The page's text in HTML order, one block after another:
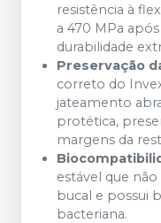
resistência à
a 470 MPa
durabilidade
Preservação
correto do
jateamento
protética,
margens da
estável que
bucal e possui
bacteriana.